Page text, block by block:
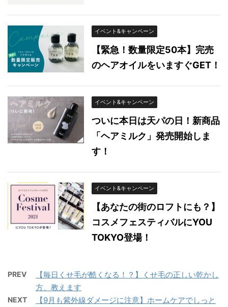
イベント&キャンペーン
【緊急！数量限定50本】完売
のヘアオイルをいますぐGET！
イベント&キャンペーン
ついに本日は天パの日！新商品
「ヘアミルク」発売開始しま
す！
イベント&キャンペーン
【あなたの街のロフトにも？】
コスメフェスティバルにYOU
TOKYO登場！
PREV
【毎日くせ毛が酷くなる！？】くせ毛の正しい乾かし
方、教えます
NEXT
【9月も紫外線ダメージに注意】ホームケアでしっと